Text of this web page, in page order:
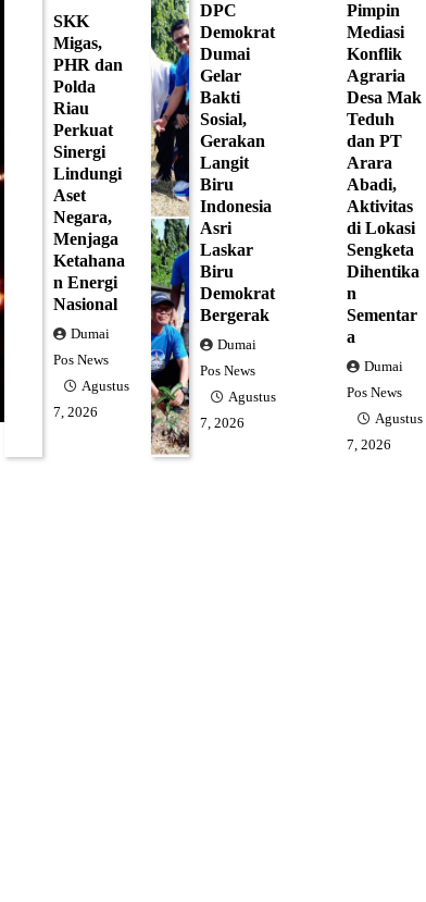
SKK
Migas,
PHR dan
Polda
Riau
Perkuat
Sinergi
Lindungi
Aset
Negara,
Menjaga
Ketahana
n Energi
Nasional
Dumai
Pos News
Agustus
7, 2026
DPC
Demokrat
Dumai
Gelar
Bakti
Sosial,
Gerakan
Langit
Biru
Indonesia
Asri
Laskar
Biru
Demokrat
Bergerak
Dumai
Pos News
Agustus
7, 2026
Pimpin
Mediasi
Konflik
Agraria
Desa Mak
Teduh
dan PT
Arara
Abadi,
Aktivitas
di Lokasi
Sengketa
Dihentika
n
Sementar
a
Dumai
Pos News
Agustus
7, 2026